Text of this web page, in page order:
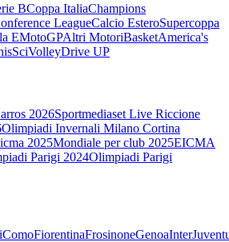
BCoppa ItaliaChampions
LeagueCalcio EsteroSupercoppa
EMotoGPAltri MotoriBasketAmerica's
SciVolleyDrive UP
2026Sportmediaset Live Riccione
Olimpiadi Invernali Milano Cortina
2025Mondiale per club 2025EICMA
Parigi 2024Olimpiadi Parigi
ComoFiorentinaFrosinoneGenoaInter